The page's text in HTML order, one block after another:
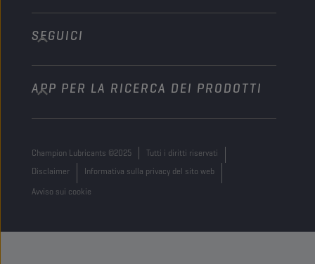
info@championlubes.com
+32 3 870 00 20
Georges Gilliotstraat, 52 2620 Hemiksem
SEGUICI
APP PER LA RICERCA DEI PRODOTTI
Champion Lubricants ©2025
Tutti i diritti riservati
Disclaimer
Informativa sulla privacy del sito web
Avviso sui cookie